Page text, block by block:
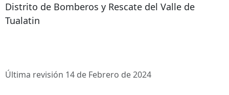
Distrito de Bomberos y Rescate del Valle de
Tualatin
Última revisión 14 de Febrero de 2024